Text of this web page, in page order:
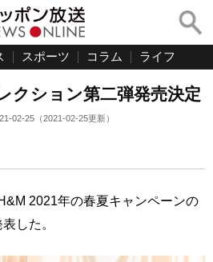
スポーツ コラム ライフ
クション第二弾発売決定
02-25 （2021-02-25更新）
2021年の春夏キャンペーンの
した。